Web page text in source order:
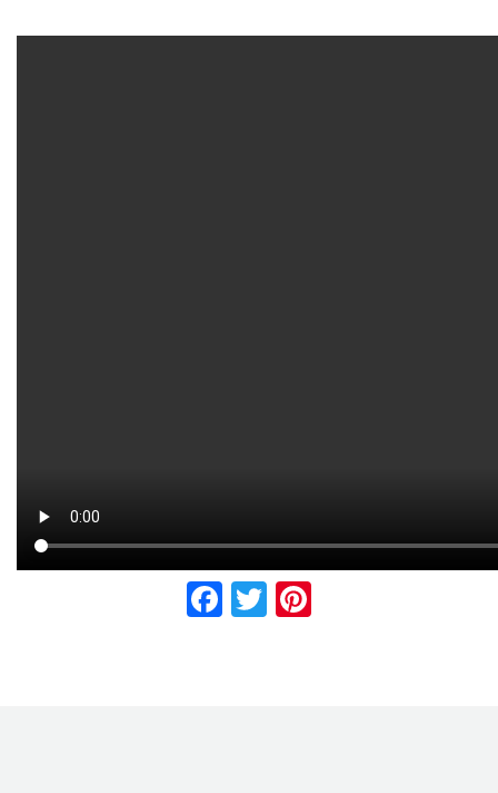
Facebook
Twitter